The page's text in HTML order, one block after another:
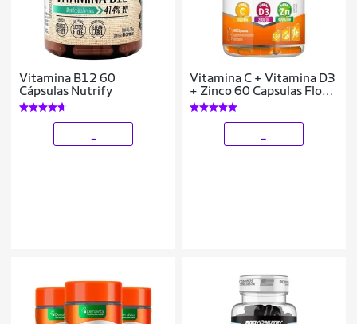
Vitamina B12 60
Cápsulas Nutrify
Vitamina C + Vitamina D3
+ Zinco 60 Capsulas Flora
Nativa